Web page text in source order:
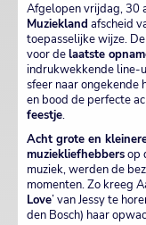
Afgelopen vrijdag, 30
Muziekland afscheid
toepasselijke wijze. De
voor delaatste
indrukwekkende line-
sfeer naar
en bood de perfecte
feestje.
Acht grote en
muziekliefhebbersop
muziek, werden de
momenten. Zo kreeg
Love’ van Jessy te
den Bosch) haar